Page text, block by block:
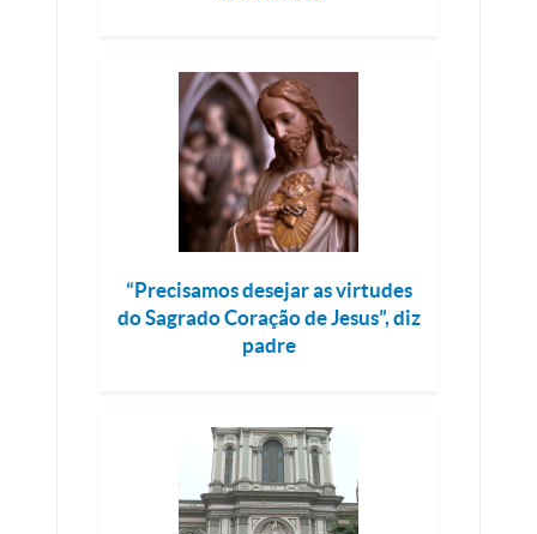
“Precisamos desejar as virtudes
do Sagrado Coração de Jesus”, diz
padre